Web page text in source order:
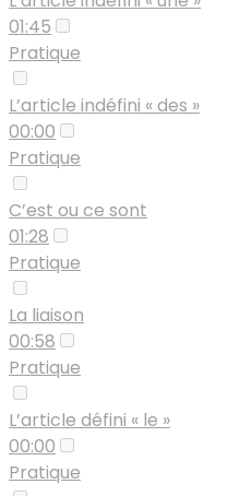
01:45
Pratique
L’article indéfini « des »
00:00
Pratique
C’est ou ce sont
01:28
Pratique
La liaison
00:58
Pratique
L’article défini « le »
00:00
Pratique